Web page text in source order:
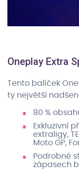
Oneplay Extra
Tento balíček
ty největší
80 %
Exkluzivní
extraligy,
Moto GP,
Podrobné
zápasech